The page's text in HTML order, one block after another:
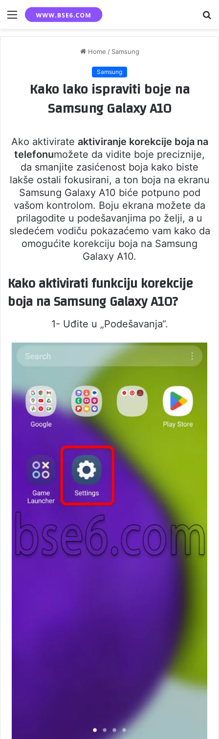
Menu
Home / Samsung
Samsung
Kako lako ispraviti boje na
Samsung Galaxy A10
Ako aktivirate aktiviranje korekcije boja na
telefonumožete da vidite boje preciznije,
da smanjite zasićenost boja kako biste
lakše ostali fokusirani, a ton boja na ekranu
Samsung Galaxy A10 biće potpuno pod
vašom kontrolom. Boju ekrana možete da
prilagodite u podešavanjima po želji, a u
sledećem vodiču pokazaćemo vam kako da
omogućite korekciju boja na Samsung
Galaxy A10.
Kako aktivirati funkciju korekcije
boja na Samsung Galaxy A10?
1- Uđite u „Podešavanja“.